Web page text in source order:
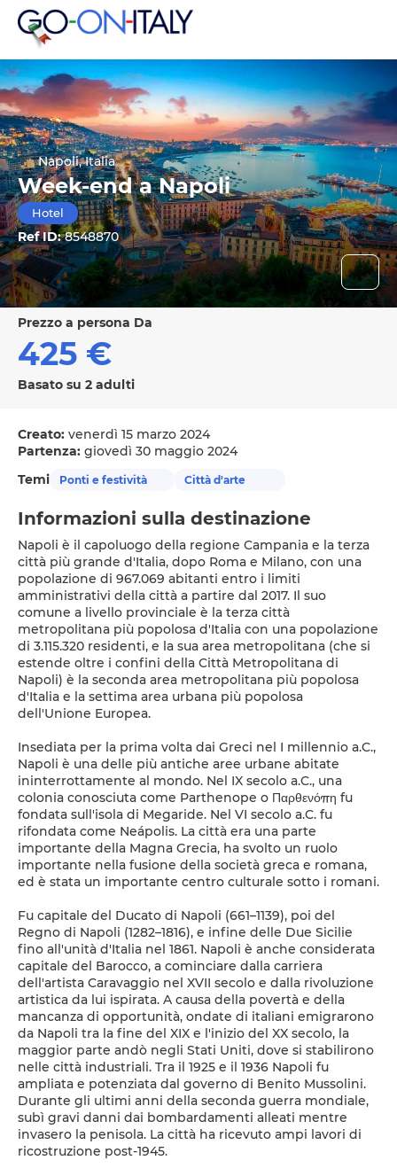
Napoli, Italia
Week-end a Napoli
Hotel
Ref ID:8548870
prezzo a persona Da
425 €
Basato su 2 adulti
Creato: venerdì 15 marzo 2024
Partenza: giovedì 30 maggio 2024
Temi
Ponti e festività Città d'arte
Informazioni sulla destinazione
Napoli è il capoluogo della regione Campania e la terza
città più grande d'Italia, dopo Roma e Milano, con una
popolazione di 967.069 abitanti entro i limiti
amministrativi della città a partire dal 2017. Il suo
comune a livello provinciale è la terza città
metropolitana più popolosa d'Italia con una popolazione
di 3.115.320 residenti, e la sua area metropolitana (che si
estende oltre i confini della Città Metropolitana di
Napoli) è la seconda area metropolitana più popolosa
d'Italia e la settima area urbana più popolosa
dell'Unione Europea.
Insediata per la prima volta dai Greci nel I millennio a.C.,
Napoli è una delle più antiche aree urbane abitate
ininterrottamente al mondo. Nel IX secolo a.C., una
colonia conosciuta come Parthenope o Παρθενόπη fu
fondata sull'isola di Megaride. Nel VI secolo a.C. fu
rifondata come Neápolis. La città era una parte
importante della Magna Grecia, ha svolto un ruolo
importante nella fusione della società greca e romana,
ed è stata un importante centro culturale sotto i romani.
Fu capitale del Ducato di Napoli (661–1139), poi del
Regno di Napoli (1282–1816), e infine delle Due Sicilie
fino all'unità d'Italia nel 1861. Napoli è anche considerata
capitale del Barocco, a cominciare dalla carriera
dell'artista Caravaggio nel XVII secolo e dalla rivoluzione
artistica da lui ispirata. A causa della povertà e della
mancanza di opportunità, ondate di italiani emigrarono
da Napoli tra la fine del XIX e l'inizio del XX secolo, la
maggior parte andò negli Stati Uniti, dove si stabilirono
nelle città industriali. Tra il 1925 e il 1936 Napoli fu
ampliata e potenziata dal governo di Benito Mussolini.
Durante gli ultimi anni della seconda guerra mondiale,
subì gravi danni dai bombardamenti alleati mentre
invasero la penisola. La città ha ricevuto ampi lavori di
ricostruzione post-1945.